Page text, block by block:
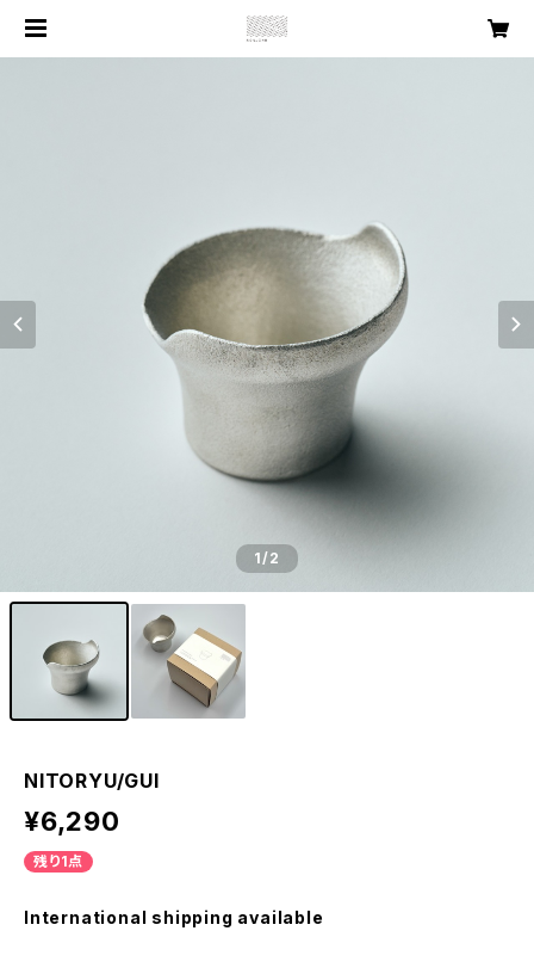
1/2
NITORYU/GUI
¥6,290
残り1点
International shipping available